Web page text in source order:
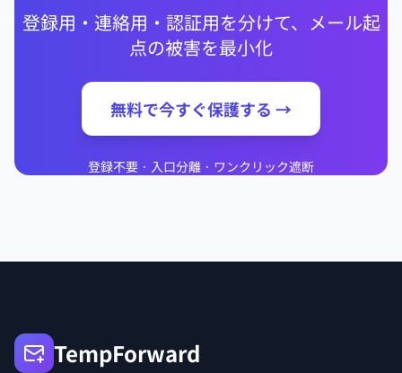
登録用・連絡用・認証用を分けて、メール起
点の被害を最小化
無料で今すぐ保護する →
登録不要 · 入口分離 · ワンクリック遮断
TempForward